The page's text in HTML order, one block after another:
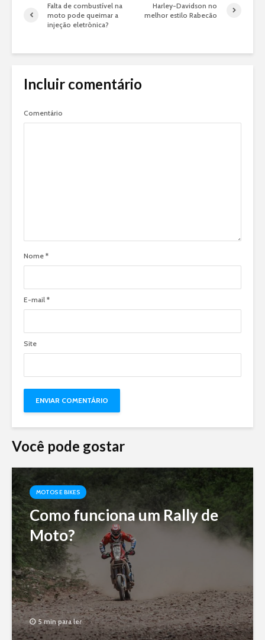
Falta de combustível na
moto pode queimar a
injeção eletrônica?
Harley-Davidson no
melhor estilo Rabecão
Incluir comentário
Comentário
Nome *
E-mail *
Site
Você pode gostar
MOTOS E BIKES
Como funciona um Rally de
Moto?
5 min para ler